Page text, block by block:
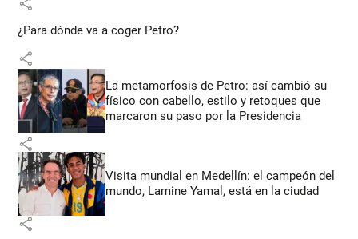
¿Para dónde va a coger Petro?
share
La metamorfosis de Petro: así cambió su
físico con cabello, estilo y retoques que
marcaron su paso por la Presidencia
share
Visita mundial en Medellín: el campeón del
mundo, Lamine Yamal, está en la ciudad
share